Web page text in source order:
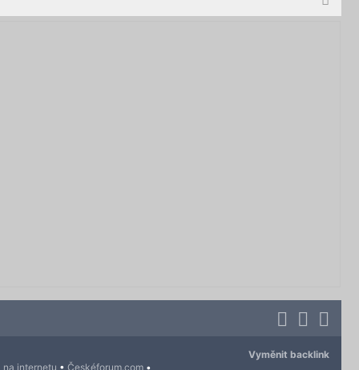
Vyměnit backlink
na internetu • Českéforum.com •